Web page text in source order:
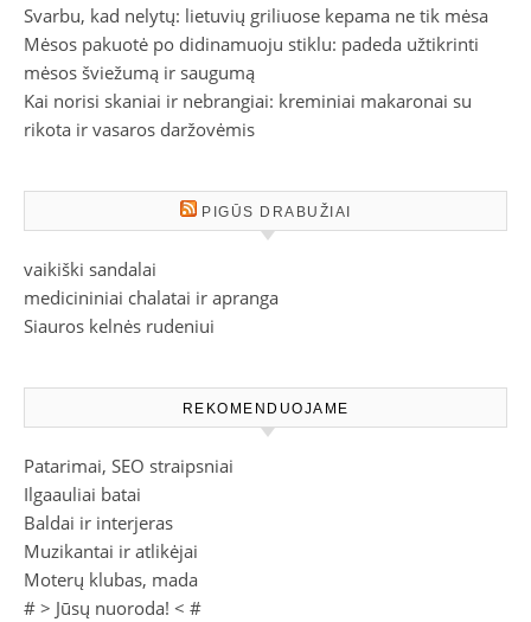
Svarbu, kad nelytų: lietuvių griliuose kepama ne tik mėsa
Mėsos pakuotė po didinamuoju stiklu: padeda užtikrinti
mėsos šviežumą ir saugumą
Kai norisi skaniai ir nebrangiai: kreminiai makaronai su
rikota ir vasaros daržovėmis
PIGŪS DRABUŽIAI
vaikiški sandalai
medicininiai chalatai ir apranga
Siauros kelnės rudeniui
REKOMENDUOJAME
Patarimai, SEO straipsniai
Ilgaauliai batai
Baldai ir interjeras
Muzikantai ir atlikėjai
Moterų klubas, mada
# > Jūsų nuoroda! < #